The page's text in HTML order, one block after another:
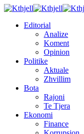
Editorial
Analize
Koment
Opinion
Politike
Aktuale
Zhvillim
Bota
Rajoni
Te Tjera
Ekonomi
Finance